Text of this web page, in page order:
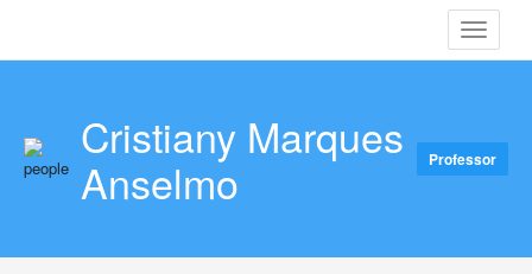
Toggle
Cristiany Marques
Anselmo Professor